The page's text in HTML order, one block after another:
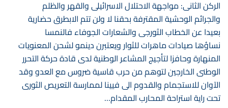
الركن الثانى: مواجهة الاحتلال الاسرائيلى والقهر والظلم
والجرائم الوحشية المقترفة بحقنا لا ولن تتم الابطرق حضارية
بعيدا عن الخطاب الثورجى والشعارات الجوفاء فالنمسا
نساؤها صيادات ماهرات للثوار ويعتبرن دينمو لشحن المعنويات
المنهارة وحافزا لتأجيج المشاعر الوطنية لدى قادة حركة التحرر
الوطنى الخارجين لتوهم من حرب قاسية ضروس مع العدو وقد
الآوان للاستجمام والقدوم الى فيينا لممارسة التعريص الثورى
تحت راية استراحة المحارب المقدام…